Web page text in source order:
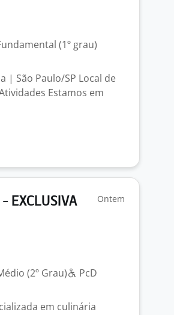
(1º grau)
| São Paulo/SP Local de
Estamos em
EXCLUSIVA
Ontem
(2º Grau)
PcD
em culinária